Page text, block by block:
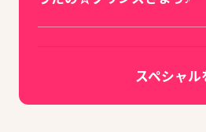
スペシャ